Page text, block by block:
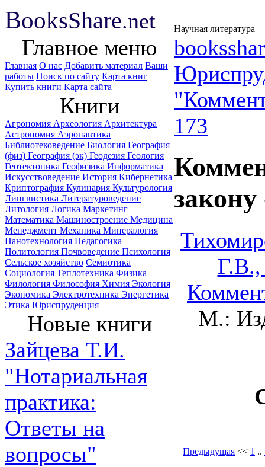
BooksShare.net Научная литература
Главное меню
Главная О нас Добавить материал Ваши
работы Поиск по сайту Карта книг
Купить книги Карта сайта
Книги
Агрономия Археология Архитектура
Астрономия Аэронавтика
Библиотековедение Биология География
(физ) География (эк) Геодезия Геология
Геотектоника Геофизика Информатика
Искусствоведение История Кибернетика
Криптография Кулинария Культурология
Лингвистика Литературоведение
Литология Логика Маркетинг
Математика Машиностроение Медицина
Менеджмент Механика Минералогия
Нанотехнология Педагогика
Политология Почвоведение Психология
Сельское хозяйство Семиотика
Социология Теплотехника Физика
Филология Философия Химия Экология
Экономика Электротехника Энергетика
Этика Юриспруденция
Новые книги
Зайцева Т.И.
"Нотариальная
практика:
Ответы на
вопросы"
173
M.:
Предыдущая << 1 ..